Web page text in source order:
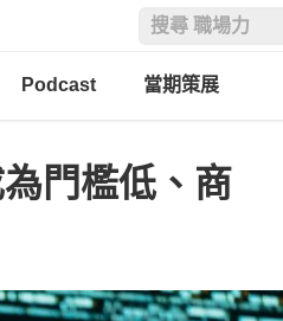
Podcast 當期策展
門檻低、商